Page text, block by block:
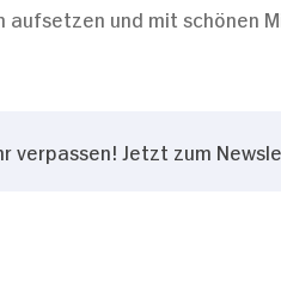
aufsetzen und mit schönen
verpassen! Jetzt zum